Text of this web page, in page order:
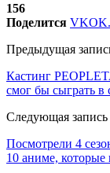
156
Поделится VK
Предыдущая
Кастинг
смог бы сыграть в
Следующая запись
Посмотрели 4
10 аниме, которые